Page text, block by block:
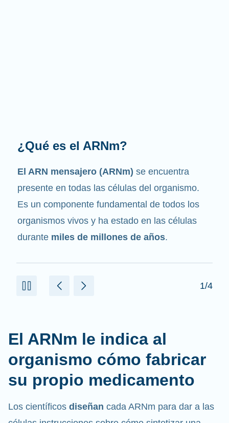
¿Cuál es la función que
Como su nombre indica, el ARNm es un
mensajero. Interactúa con otros componentes
de las células que ayudan a sintetizar las
proteínas.
2/4
El ARNm le indica al
organismo cómo fabricar
su propio medicamento
Los científicos diseñan cada ARNm para dar a las